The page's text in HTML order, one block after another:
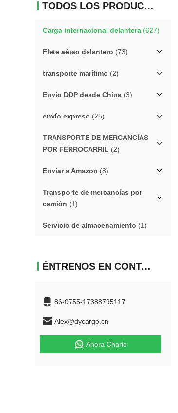
TODOS LOS PRODUCTOS
Carga internacional delantera (627)
Flete aéreo delantero (73)
transporte marítimo (2)
Envío DDP desde China (3)
envío expreso (25)
TRANSPORTE DE MERCANCÍAS
POR FERROCARRIL (2)
Enviar a Amazon (8)
Transporte de mercancías por
camión (1)
Servicio de almacenamiento (1)
ÉNTRENOS EN CONTACTO CON
86-0755-17388795117
Alex@dycargo.cn
Ahora Charle